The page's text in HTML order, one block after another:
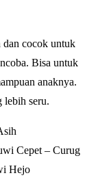
dan cocok untuk
Bisa untuk
anaknya.
lebih seru.
Cepet – Curug
Hejo